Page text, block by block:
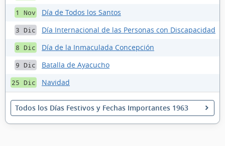
1 Nov Día de Todos los Santos
3 Dic Día Internacional de las Personas con Discapacidad
8 Dic Día de la Inmaculada Concepción
9 Dic Batalla de Ayacucho
25 Dic Navidad
Todos los Días Festivos y Fechas Importantes 1963